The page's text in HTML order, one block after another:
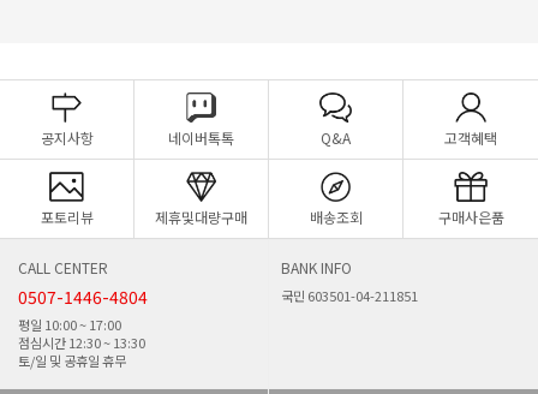
공지사항 네이버톡톡 Q&A 고객혜택
포토리뷰 제휴및대량구매 배송조회 구매사은품
CALL CENTER
0507-1446-4804
평일 10:00 ~ 17:00
점심시간 12:30 ~ 13:30
토/일 및 공휴일 휴무
BANK INFO
국민 603501-04-211851